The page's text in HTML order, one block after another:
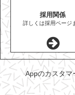
採用関係
詳しくは採用ページ
Appのカスタマ